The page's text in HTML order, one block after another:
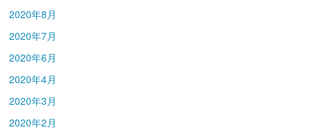
2020年8月
2020年7月
2020年6月
2020年4月
2020年3月
2020年2月